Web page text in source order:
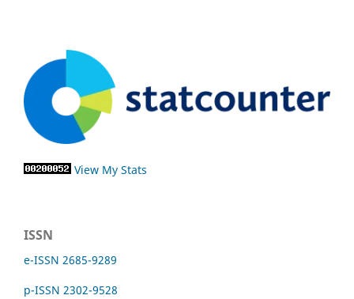
View My Stats
ISSN
e-ISSN 2685-9289
p-ISSN 2302-9528